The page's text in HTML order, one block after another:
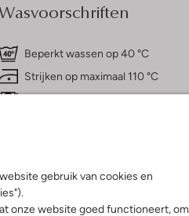
gebruik van cookies en
onze website goed functioneert, om
Beperkt wassen op 40 °C
Strijken op maximaal 110 °C